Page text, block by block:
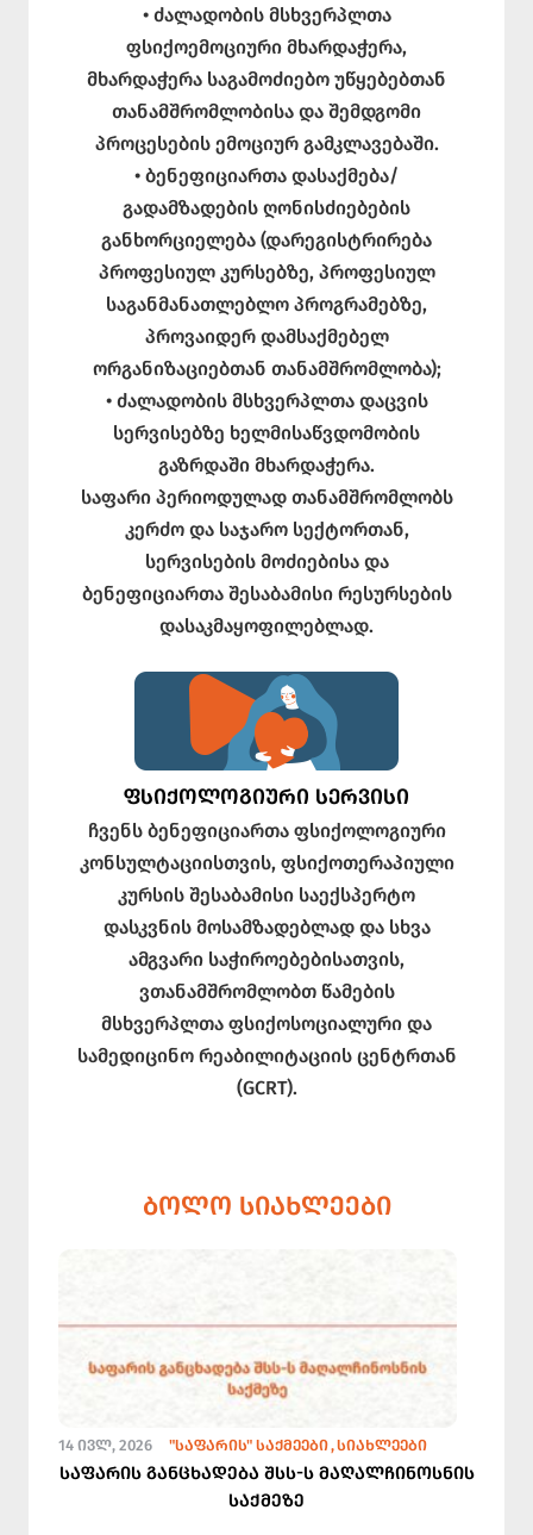
• ძალადობის მსხვერპლთა
ფსიქოემოციური მხარდაჭერა,
მხარდაჭერა საგამოძიებო უწყებებთან
თანამშრომლობისა და შემდგომი
პროცესების ემოციურ გამკლავებაში.
• ბენეფიციართა დასაქმება/
გადამზადების ღონისძიებების
განხორციელება (დარეგისტრირება
პროფესიულ კურსებზე, პროფესიულ
საგანმანათლებლო პროგრამებზე,
პროვაიდერ დამსაქმებელ
ორგანიზაციებთან თანამშრომლობა);
• ძალადობის მსხვერპლთა დაცვის
სერვისებზე ხელმისაწვდომობის
გაზრდაში მხარდაჭერა.
საფარი პერიოდულად თანამშრომლობს
კერძო და საჯარო სექტორთან,
სერვისების მოძიებისა და
ბენეფიციართა შესაბამისი რესურსების
დასაკმაყოფილებლად.
ᲤᲡᲘᲥᲝᲚᲝᲒᲘᲣᲠᲘ ᲡᲔᲠᲕᲘᲡᲘ
ჩვენს ბენეფიციართა ფსიქოლოგიური
კონსულტაციისთვის, ფსიქოთერაპიული
კურსის შესაბამისი საექსპერტო
დასკვნის მოსამზადებლად და სხვა
ამგვარი საჭიროებებისათვის,
ვთანამშრომლობთ წამების
მსხვერპლთა ფსიქოსოციალური და
სამედიცინო რეაბილიტაციის ცენტრთან
(GCRT).
ᲑᲝᲚᲝ ᲡᲘᲐᲮᲚᲔᲔᲑᲘ
14 ᲘᲕᲚ, 2026 "ᲡᲐᲤᲐᲠᲘᲡ" ᲡᲐᲥᲛᲔᲔᲑᲘ ᲡᲘᲐᲮᲚᲔᲔᲑᲘ
საფარის განცხადება შსს-ს მაღალჩინოსნის
საქმეზე